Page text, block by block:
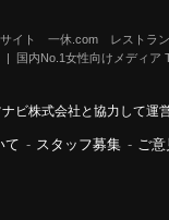
サイト 一休.com レストラン
国内No.1女性向けメディア
ビ株式会社と協力して運
て - スタッフ募集 - ご